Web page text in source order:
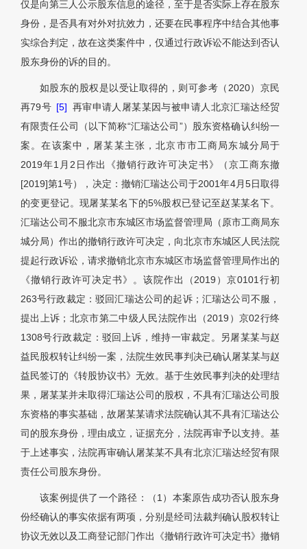
仅是向第三人公示股东信息的途径，至于是否实际上存在股东
身份，是否具有对外对抗效力，还要在民事程序中结合其他事
实综合判定，故在这类案件中，仅通过行政诉讼不能达到否认
股东身份的诉的目的。
如股东的股权是以受让取得的，则可参考（2020）京民
再79号 [5] 再审申请人屠某某因与被申请人北京汇瑞达经贸
有限责任公司（以下简称“汇瑞达公司”）股东资格确认纠纷一
案。在该案中，屠某某主张，北京市市工商局东城分局于
2019年1月2日作出《撤销行政许可决定书》（京工商东撤
[2019]第1号），决定：撤销汇瑞达公司于2001年4月5日取得
的变更登记。现屠某某名下的5%股权已登记至赵某某名下。
汇瑞达公司不服北京市东城区市场监督管理局（原市工商局东
城分局）作出的撤销行政许可决定，向北京市东城区人民法院
提起行政诉讼，请求撤销北京市东城区市场监督管理局作出的
《撤销行政许可决定书》。该院作出（2019）京0101行初
263号行政裁定：驳回汇瑞达公司的起诉；汇瑞达公司不服，
提出上诉；北京市第二中级人民法院作出（2019）京02行终
1308号行政裁定：驳回上诉，维持一审裁定。另屠某某与赵
益民股权转让纠纷一案，法院生效民事判决已确认屠某某与赵
益民签订的《转股协议书》无效。基于生效民事判决的处理结
果，屠某某并未取得汇瑞达公司的股权，不具有汇瑞达公司股
东资格的事实基础，故屠某某请求法院确认其不具有汇瑞达公
司的股东身份，理由成立，证据充分，法院再审予以支持。基
于上述事实，法院再审确认屠某某不具有北京汇瑞达经贸有限
责任公司股东身份。
该案例提供了一个路径：（1）本案原告成功否认股东身
份经确认的事实依据有两项，分别是经司法裁判确认股权转让
协议无效以及工商登记部门作出《撤销行政许可决定书》撤销